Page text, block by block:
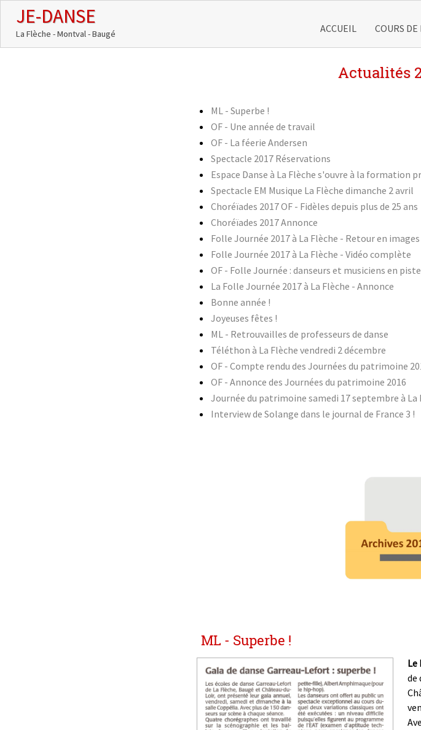
JE-DANSE
La Flèche - Montval - Baugé ACCUEIL COURS DE
Actualités
ML - Superbe !
OF - Une année de travail
OF - La féerie Andersen
Spectacle 2017 Réservations
Espace Danse à La Flèche s'ouvre à la formation
Spectacle EM Musique La Flèche dimanche 2 avril
Choréïades 2017 OF - Fidèles depuis plus de 25 ans
Choréïades 2017 Annonce
Folle Journée 2017 à La Flèche - Retour en images
Folle Journée 2017 à La Flèche - Vidéo complète
OF - Folle Journée : danseurs et musiciens en piste
La Folle Journée 2017 à La Flèche - Annonce
Bonne année !
Joyeuses fêtes !
ML - Retrouvailles de professeurs de danse
Téléthon à La Flèche vendredi 2 décembre
OF - Compte rendu des Journées du patrimoine
OF - Annonce des Journées du patrimoine 2016
Journée du patrimoine samedi 17 septembre à La
Interview de Solange dans le journal de France 3 !
ML - Superbe !
Le
de